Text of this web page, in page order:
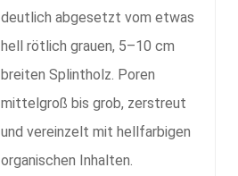
deutlich abgesetzt vom etwas
hell rötlich grauen, 5–10 cm
breiten Splintholz. Poren
mittelgroß bis grob, zerstreut
und vereinzelt mit hellfarbigen
organischen Inhalten.